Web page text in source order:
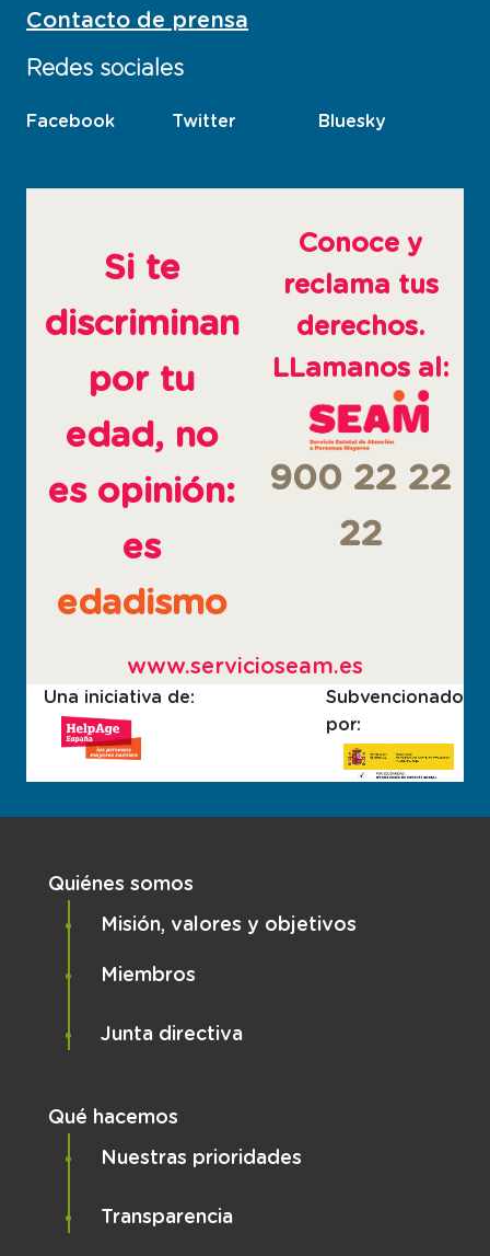
Contacto de prensa
Redes sociales
Facebook
esta
nueva
Twitter
esta
Bluesky
esta
Si te
discriminan
por tu
edad, no
es opinión:
es
edadismo
Conoce y
reclama tus
derechos.
LLamanos al:
900 22 22
22
www.servicioseam.es
Una iniciativa de:
Subvencionado
por:
Navegación principal
Quiénes somos
Misión, valores y objetivos
Miembros
Junta directiva
Qué hacemos
Nuestras prioridades
Transparencia